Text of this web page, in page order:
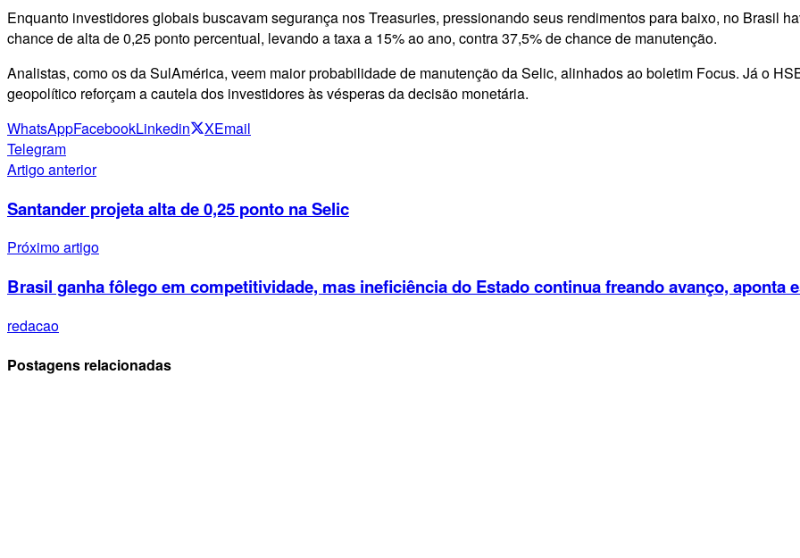
Enquanto investidores globais buscavam segurança nos Treasuries, pressionando seus rendimentos para baixo, no Brasil
chance de alta de 0,25 ponto percentual, levando a taxa a 15% ao ano, contra 37,5% de chance de manutenção.
Analistas, como os da SulAmérica, veem maior probabilidade de manutenção da Selic, alinhados ao boletim Focus. Já o
geopolítico reforçam a cautela dos investidores às vésperas da decisão monetária.
WhatsAppFacebookLinkedin XEmail
Telegram
Artigo anterior
Santander projeta alta de 0,25 ponto na Selic
Próximo artigo
Brasil ganha fôlego em competitividade, mas ineficiência do Estado continua freando avanço, aponta
redacao
Postagens relacionadas